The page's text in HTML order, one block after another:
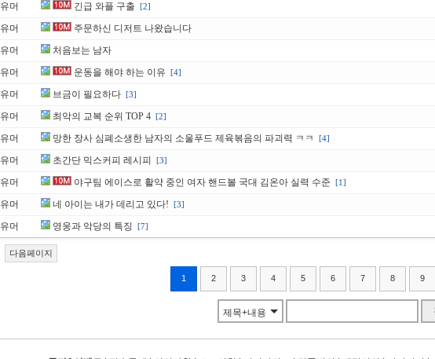
유머 긴급 와플 구출 [2]
유머 주문하신 디저트 나왔습니다
유머 처음보는 남자
유머 운동을 해야 하는 이유 [4]
유머 브금이 필요하다 [3]
유머 최악의 교복 순위 TOP 4 [2]
유머 망한 장사 심폐소생한 남자의 소울푸드 제육볶음의 파괴력 ㅋㅋ [4]
유머 초간단 믹스커피 레시피 [3]
유머 야구팀 에이스로 활약 중인 여자 핸드볼 국대 김온아 실력 수준 [1]
유머 네 아이는 내가 데리고 있다! [3]
유머 영웅과 악당의 특징 [7]
다음페이지
1 2 3 4 5 6 7 8 9
제목+내용